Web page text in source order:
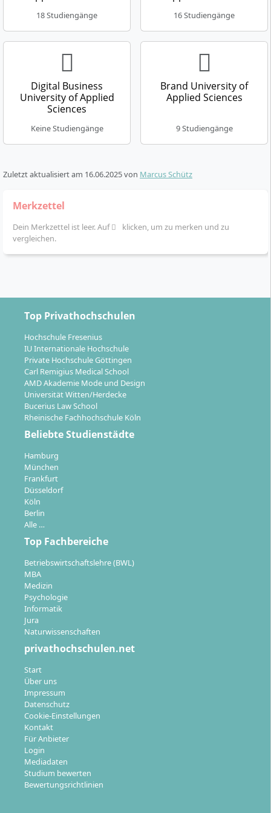
Hochschule kooperiert zudem mit internationalen
Universitäten und renommierten Unternehmen wie
Bayer, Audi, Deloitte und IG Metall.
Die Studiengänge sind staatlich anerkannt, die
Hochschule ist durch den Wissenschaftsrat
institutionell akkreditiert. Das Quadriga-Netzwerk
bietet den Studierenden und Alumni Zugang zu einem
exklusiven Kreis von Führungskräften und
Expert:innen aus Wirtschaft, Politik und Medien.
18 Studiengänge 16 Studiengänge
Digital Business
University of Applied
Sciences
Keine Studiengänge
Brand University of
Applied Sciences
9 Studiengänge
Zuletzt aktualisiert am 16.06.2025von Marcus Schütz
Merkzettel
Dein Merkzettel ist leer. Auf
klicken, um zu merken und zu
vergleichen.
Top Privathochschulen
Hochschule Fresenius
IU Internationale Hochschule
Private Hochschule Göttingen
Carl Remigius Medical School
AMD Akademie Mode und Design
Universität Witten/Herdecke
Bucerius Law School
Rheinische Fachhochschule Köln
Beliebte Studienstädte
Hamburg
München
Frankfurt
Düsseldorf
Köln
Berlin
Alle …
Top Fachbereiche
Betriebswirtschaftslehre (BWL)
MBA
Medizin
Psychologie
Informatik
Jura
Naturwissenschaften
privathochschulen.net
Start
Über uns
Impressum
Datenschutz
Cookie-Einstellungen
Kontakt
Für Anbieter
Login
Mediadaten
Studium bewerten
Bewertungsrichtlinien